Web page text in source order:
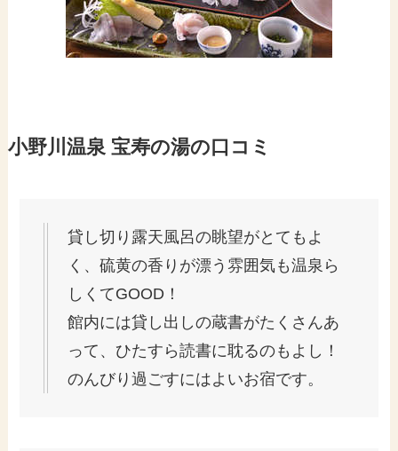
小野川温泉 宝寿の湯の口コミ
貸し切り露天風呂の眺望がとてもよ
く、硫黄の香りが漂う雰囲気も温泉ら
しくてGOOD！
館内には貸し出しの蔵書がたくさんあ
って、ひたすら読書に耽るのもよし！
のんびり過ごすにはよいお宿です。